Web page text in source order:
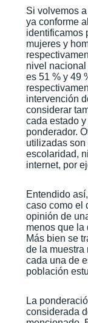
Si volvemos
ya conforme
identificamos
mujeres y
nivel
es 51 % y 49
intervención
considerar
cada estado
ponderador.
utilizadas
escolaridad,
internet, por
Entendido
caso como el
opinión de
menos que la
Más bien se
de la muestra
cada una de
población
La
considerada